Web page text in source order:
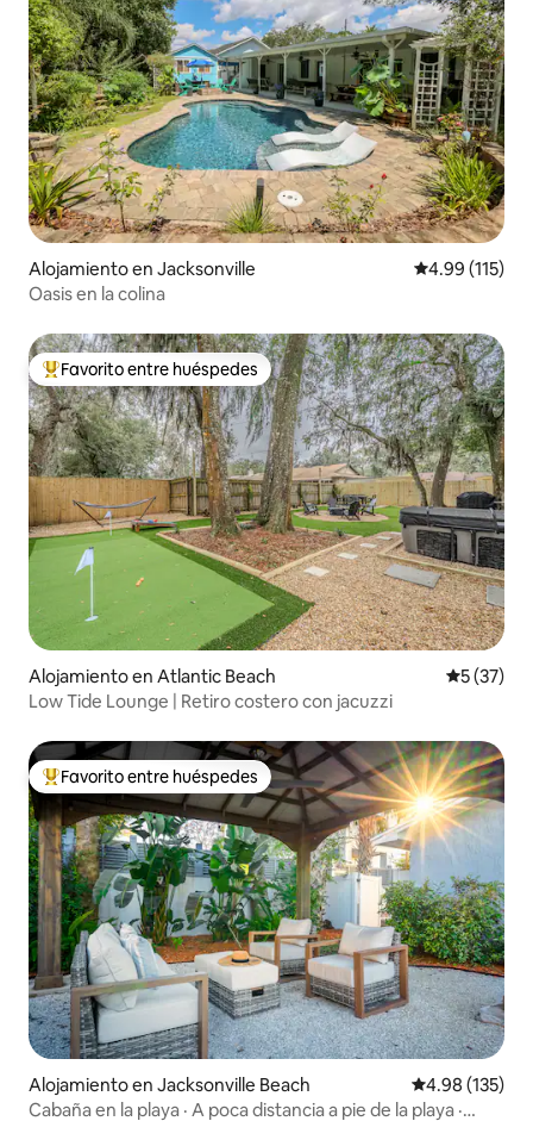
Alojamiento en Jacksonville Calificación
4.99 (115)
Oasis en la colina
Favorito entre huéspedes preferido
Favorito entre huéspedes
Alojamiento en Atlantic Beach
5 (37)
Low Tide Lounge | Retiro costero con jacuzzi
Favorito entre huéspedes preferido
Favorito entre huéspedes
Alojamiento en Jacksonville Beach Calificación
4.98 (135)
Cabaña en la playa · A poca distancia a pie de la playa ·